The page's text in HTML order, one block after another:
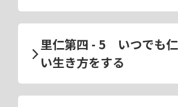
里仁第四 - 5 いつでも
い生き方をする